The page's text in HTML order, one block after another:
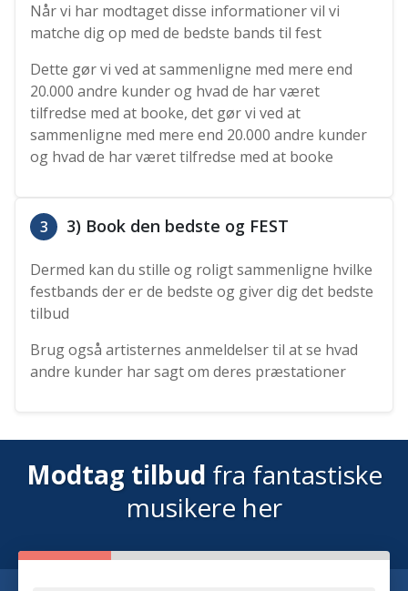
Når vi har modtaget disse informationer vil vi
matche dig op med de bedste bands til fest
Dette gør vi ved at sammenligne med mere end
20.000 andre kunder og hvad de har været
tilfredse med at booke, det gør vi ved at
sammenligne med mere end 20.000 andre kunder
og hvad de har været tilfredse med at booke
3 3) Book den bedste og FEST
Dermed kan du stille og roligt sammenligne hvilke
festbands der er de bedste og giver dig det bedste
tilbud
Brug også artisternes anmeldelser til at se hvad
andre kunder har sagt om deres præstationer
Modtag tilbud fra fantastiske
musikere her